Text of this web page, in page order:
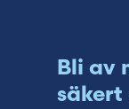
Bli av